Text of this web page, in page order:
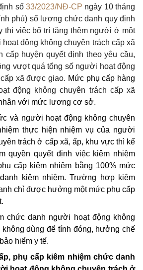
số 33/2023/NĐ-CP ngày 10 tháng
phủ) số lượng chức danh quy định
thì việc bố trí tăng thêm người ở một
động không chuyên trách cấp xã
cấp huyện quyết định theo yêu cầu,
vượt quá tổng số người hoạt động
xã được giao. Mức phụ cấp hàng
động không chuyên trách cấp xã
với mức lương cơ sở.
và người hoạt động không chuyên
thực hiện nhiệm vụ của người
trách ở cấp xã, ấp, khu vực thì kể
quyền quyết định việc kiêm nhiệm
cấp kiêm nhiệm bằng 100% mức
kiêm nhiệm. Trường hợp kiêm
chỉ được hưởng một mức phụ cấp
chức danh người hoạt động không
không dùng để tính đóng, hưởng chế
hiểm y tế.
phụ cấp kiêm nhiệm chức danh